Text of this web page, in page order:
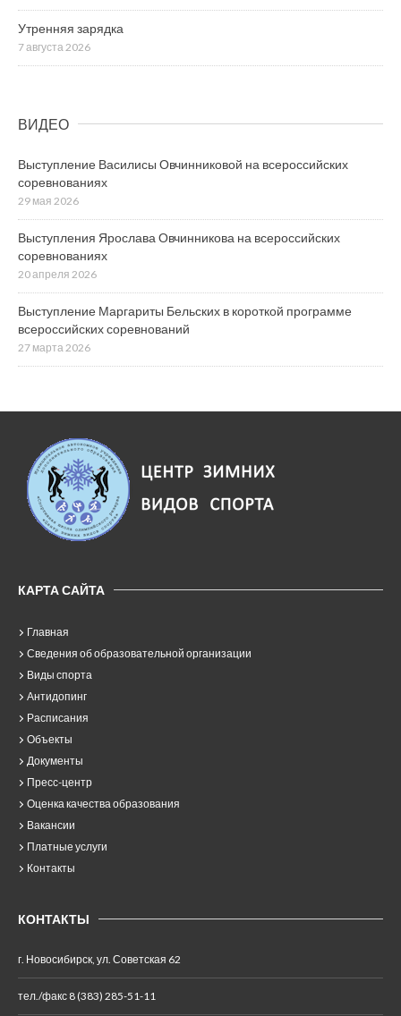
Утренняя зарядка
7 августа 2026
ВИДЕО
Выступление Василисы Овчинниковой на всероссийских
соревнованиях
29 мая 2026
Выступления Ярослава Овчинникова на всероссийских
соревнованиях
20 апреля 2026
Выступление Маргариты Бельских в короткой программе
всероссийских соревнований
27 марта 2026
КАРТА САЙТА
Главная
Сведения об образовательной организации
Виды спорта
Антидопинг
Расписания
Объекты
Документы
Пресс-центр
Оценка качества образования
Вакансии
Платные услуги
Контакты
КОНТАКТЫ
г. Новосибирск, ул. Советская 62
тел./факс 8 (383) 285-51-11